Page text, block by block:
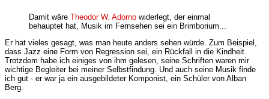
Damit wäre Theodor W. Adorno widerlegt, der einmal
behauptet hat, Musik im Fernsehen sei ein Brimborium...
Er hat vieles gesagt, was man heute anders sehen würde. Zum Beispiel,
dass Jazz eine Form von Regression sei, ein Rückfall in die Kindheit.
Trotzdem habe ich einiges von ihm gelesen, seine Schriften waren mir
wichtige Begleiter bei meiner Selbstfindung. Und auch seine Musik finde
ich gut - er war ja ein ausgebildeter Komponist, ein Schüler von Alban
Berg.